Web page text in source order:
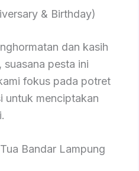
& Birthday)
dan kasih
, suasana pesta ini
fokus pada potret
untuk menciptakan
Bandar Lampung